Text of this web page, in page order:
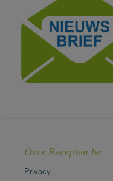
Over Recepten.be
Privacy